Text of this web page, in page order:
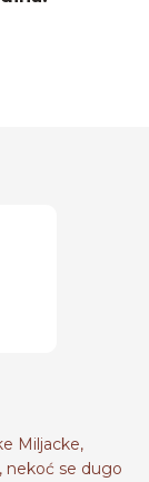
Miljacke,
nekoć se dugo